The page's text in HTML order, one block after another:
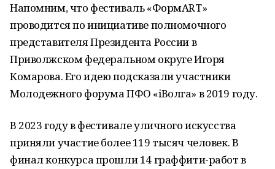
Напомним, что фестиваль «ФормART»
проводится по инициативе полномочного
представителя Президента России в
Приволжском федеральном округе Игоря
Комарова. Его идею подсказали участники
Молодежного форума ПФО «iВолга» в 2019 году.
В 2023 году в фестивале уличного искусства
приняли участие более 119 тысяч человек. В
финал конкурса прошли 14 граффити-работ в